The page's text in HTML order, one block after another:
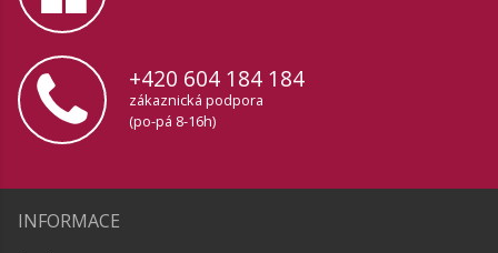
+420 604 184 184
zákaznická podpora
(po-pá 8-16h)
INFORMACE